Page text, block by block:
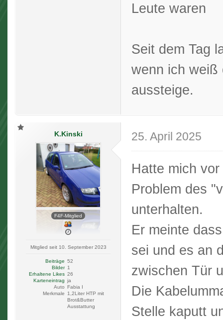
Leute waren
Seit dem Tag
wenn ich weiß
aussteige.
K.Kinski
F4F-Mitglied
Mitglied seit 10. September 2023
Beiträge 52
Bilder 1
Erhaltene Likes 26
Karteneintrag ja
Auto Fabia I
Merkmale
1,2Liter HTP mit
Brot&Butter
Ausstattung
25. April 2025
Hatte mich
Problem des
unterhalten.
Er meinte
sei und es an
zwischen Tür
Die
Stelle kaputt